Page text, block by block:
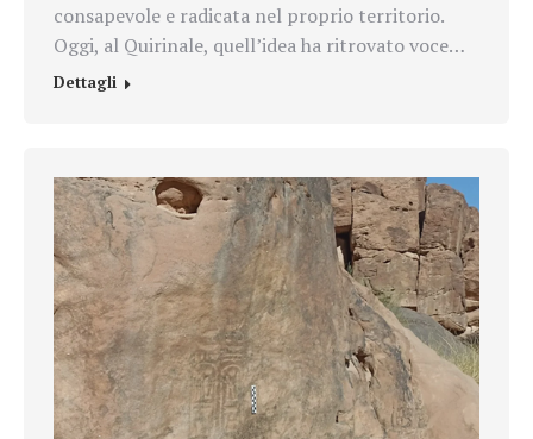
consapevole e radicata nel proprio territorio.
Oggi, al Quirinale, quell’idea ha ritrovato voce…
Dettagli